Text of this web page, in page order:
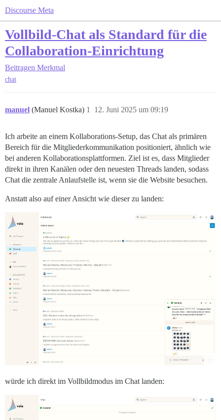
Discourse Meta
Vollbild-Chat als Standard für die
Collaboration-Einrichtung
Beitragen Merkmal
chat
manuel (Manuel Kostka) 12. Juni 2025 um 09:19
1
Ich arbeite an einem Kollaborations-Setup, das Chat als primären
Bereich für die Mitgliederkommunikation positioniert, ähnlich wie
bei anderen Kollaborationsplattformen. Ziel ist es, dass Mitglieder
direkt in ihren Kanälen oder den neuesten Threads landen, sodass
Chat die zentrale Anlaufstelle ist, wenn sie die Website besuchen.
Anstatt also auf einer Ansicht wie dieser zu landen:
würde ich direkt im Vollbildmodus im Chat landen: